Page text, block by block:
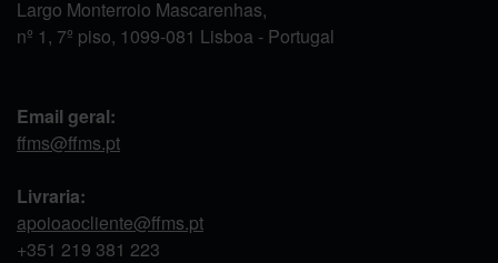
Largo Monterroio Mascarenhas,
nº 1, 7º piso, 1099-081 Lisboa - Portugal
Email geral:
ffms@ffms.pt
Livraria:
apoioaocliente@ffms.pt
+351 219 381 223